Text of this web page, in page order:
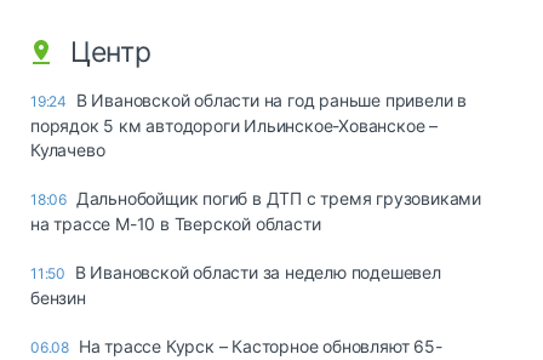
Центр
19:24
В Ивановской области на год раньше привели в
порядок 5 км автодороги Ильинское-Хованское –
Кулачево
18:06 Дальнобойщик погиб в ДТП с тремя грузовиками
на трассе М-10 в Тверской области
11:50
В Ивановской области за неделю подешевел
бензин
06.08 На трассе Курск – Касторное обновляют 65-